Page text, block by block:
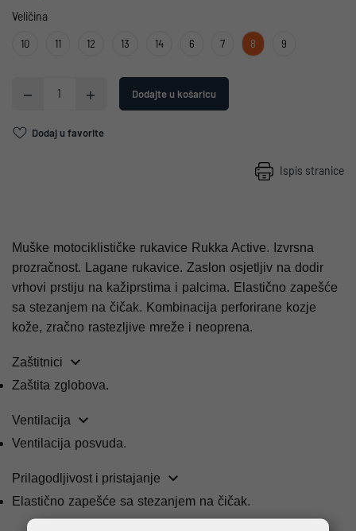
Veličina
10 11 12 13 14 6 7 8 9
Dodajte u košaricu
Dodaj u favorite
Ispis stranice
Muške motociklističke rukavice Rukka Active. Izvrsna
prozračnost. Lagane rukavice. Zaslon osjetljiv na dodir
vrhovi prstiju na kažiprstima i palcima. Elastično zapešće
sa stezanjem na čičak. Kombinacija perforirane kozje
kože, zračno rastezljive mreže i neoprena.
Zaštitnici
Zaštita zglobova.
Ventilacija
Ventilacija posvuda.
Prilagodljivost i pristajanje
Elastično zapešće sa stezanjem na čičak.